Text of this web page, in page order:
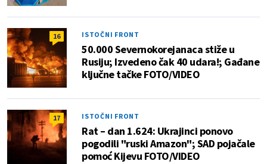
16 ISTOČNI FRONT
50.000 Severnokorejanaca stiže u
Rusiju; Izvedeno čak 40 udara!; Gađane
ključne tačke FOTO/VIDEO
17 ISTOČNI FRONT
Rat – dan 1.624: Ukrajinci ponovo
pogodili "ruski Amazon"; SAD pojačale
pomoć Kijevu FOTO/VIDEO